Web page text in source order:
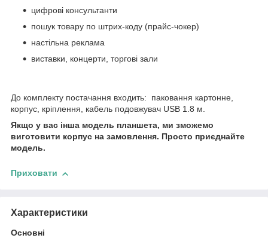
цифрові консультанти
пошук товару по штрих-коду (прайс-чокер)
настільна реклама
виставки, концерти, торгові зали
До комплекту постачання входить: паковання картонне,
корпус, кріплення, кабель подовжувач USB 1.8 м.
Якщо у вас інша модель планшета, ми зможемо
виготовити корпус на замовлення. Просто приєднайте
модель.
Приховати
Характеристики
Основні